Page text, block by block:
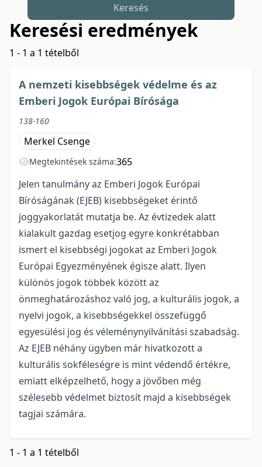
Keresés
Keresési eredmények
1 - 1 a 1 tételből
A nemzeti kisebbségek védelme és az
Emberi Jogok Európai Bírósága
138-160
Merkel Csenge
Megtekintések száma:365
Jelen tanulmány az Emberi Jogok Európai
Bíróságának (EJEB) kisebbségeket érintő
joggyakorlatát mutatja be. Az évtizedek alatt
kialakult gazdag esetjog egyre konkrétabban
ismert el kisebbségi jogokat az Emberi Jogok
Európai Egyezményének égisze alatt. Ilyen
különös jogok többek között az
önmeghatározáshoz való jog, a kulturális jogok, a
nyelvi jogok, a kisebbségekkel összefüggő
egyesülési jog és véleménynyilvánítási szabadság.
Az EJEB néhány ügyben már hivatkozott a
kulturális sokféleségre is mint védendő értékre,
emiatt elképzelhető, hogy a jövőben még
szélesebb védelmet biztosít majd a kisebbségek
tagjai számára.
1 - 1 a 1 tételből